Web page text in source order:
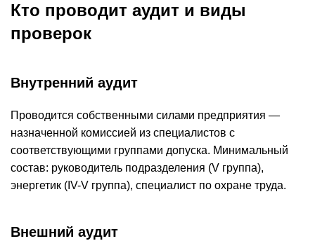
Кто проводит аудит и виды
проверок
Внутренний аудит
Проводится собственными силами предприятия —
назначенной комиссией из специалистов с
соответствующими группами допуска. Минимальный
состав: руководитель подразделения (V группа),
энергетик (IV-V группа), специалист по охране труда.
Внешний аудит